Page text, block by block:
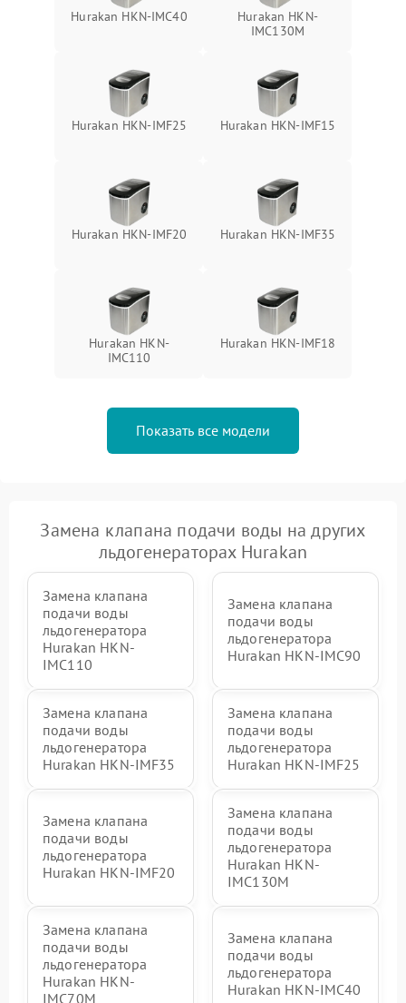
Hurakan HKN-IMC40
Hurakan HKN-
IMC130M
Hurakan HKN-IMF25 Hurakan HKN-IMF15
Hurakan HKN-IMF20 Hurakan HKN-IMF35
Hurakan HKN-
IMC110
Hurakan HKN-IMF18
Показать все модели
Замена клапана подачи воды на других
льдогенераторах Hurakan
Замена клапана
подачи воды
льдогенератора
Hurakan HKN-
IMC110
Замена клапана
подачи воды
льдогенератора
Hurakan HKN-IMC90
Замена клапана
подачи воды
льдогенератора
Hurakan HKN-IMF35
Замена клапана
подачи воды
льдогенератора
Hurakan HKN-IMF25
Замена клапана
подачи воды
льдогенератора
Hurakan HKN-IMF20
Замена клапана
подачи воды
льдогенератора
Hurakan HKN-
IMC130M
Замена клапана
подачи воды
льдогенератора
Hurakan HKN-
IMC70M
Замена клапана
подачи воды
льдогенератора
Hurakan HKN-IMC40